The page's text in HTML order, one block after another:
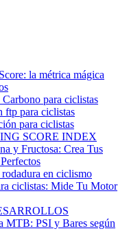
la métrica mágica
para ciclistas
ftp para ciclistas
para ciclistas
SCORE INDEX
y Fructosa: Crea Tus
en ciclismo
ciclistas: Mide Tu Motor
MTB: PSI y Bares según